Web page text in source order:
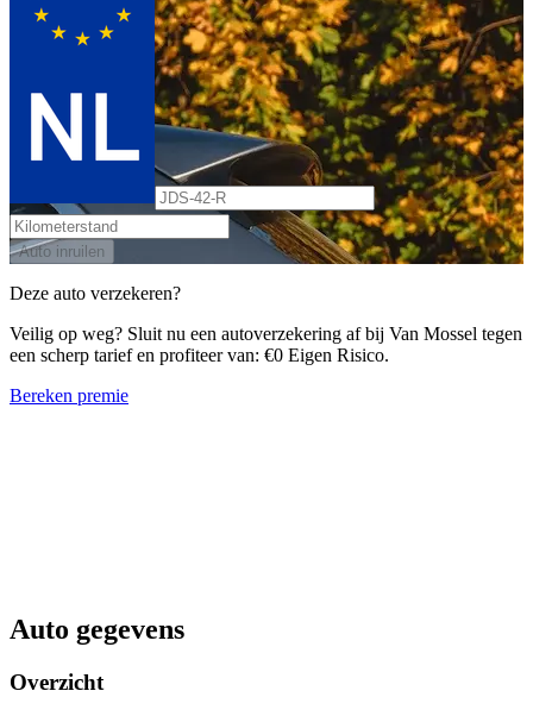
Auto inruilen
Deze auto verzekeren?
Veilig op weg? Sluit nu een autoverzekering af bij Van Mossel tegen
een scherp tarief en profiteer van: €0 Eigen Risico.
Bereken premie
Auto gegevens
Overzicht